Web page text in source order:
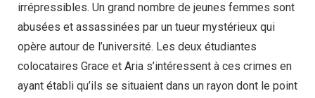
irrépressibles. Un grand nombre de jeunes femmes sont
abusées et assassinées par un tueur mystérieux qui
opère autour de l’université. Les deux étudiantes
colocataires Grace et Aria s’intéressent à ces crimes en
ayant établi qu’ils se situaient dans un rayon dont le point